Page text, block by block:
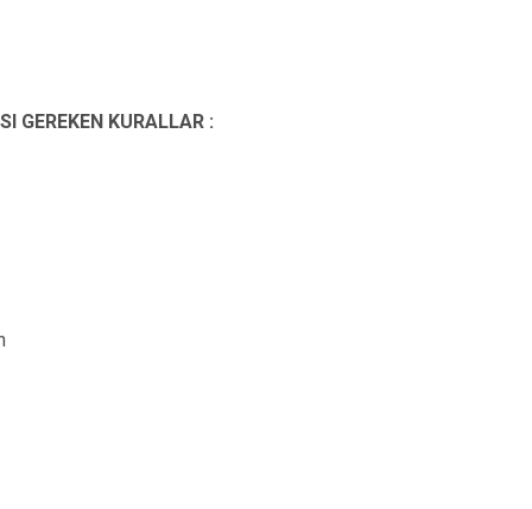
GEREKEN KURALLAR :